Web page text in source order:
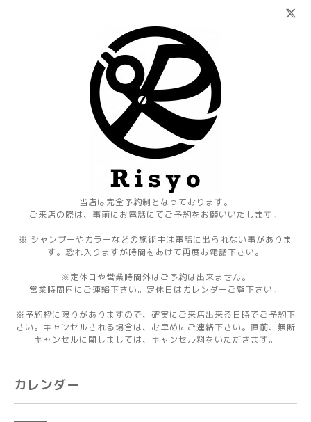
当店は完全予約制となっております。
ご来店の際は、事前にお電話にてご予約をお願いいたします。
※ シャンプーやカラーなどの施術中は電話に出られない事がありま
す。恐れ入りますが時間をあけて再度お電話下さい。
※定休日や営業時間外はご予約は出来ません。
営業時間内にご連絡下さい。定休日はカレンダーご覧下さい。
※予約枠に限りがありますので、確実にご来店出来る日時でご予約下
さい。キャンセルされる場合は、お早めにご連絡下さい。直前、無断
キャンセルに関しましては、キャンセル料をいただきます。
カレンダー